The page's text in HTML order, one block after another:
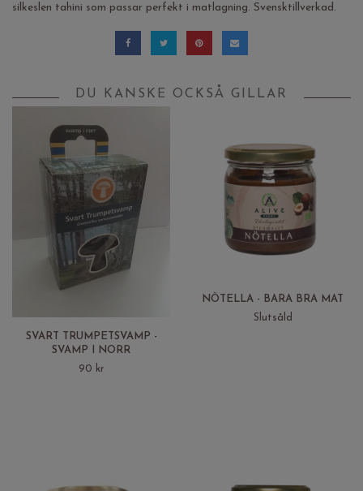
silkeslen tahini som passar perfekt i matlagning. Svensktillverkad.
DU KANSKE OCKSÅ GILLAR
SVART TRUMPETSVAMP -
SVAMP I NORR
90 kr
NÖTELLA - BARA BRA MAT
Slutsåld